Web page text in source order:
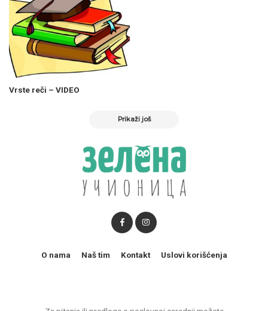
Vrste reči – VIDEO
Prikaži još
O nama Naš tim Kontakt Uslovi korišćenja